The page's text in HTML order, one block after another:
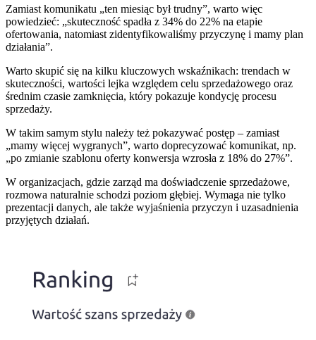
Zamiast komunikatu „ten miesiąc był trudny”, warto więc
powiedzieć: „skuteczność spadła z 34% do 22% na etapie
ofertowania, natomiast zidentyfikowaliśmy przyczynę i mamy plan
działania”.
Warto skupić się na kilku kluczowych wskaźnikach: trendach w
skuteczności, wartości lejka względem celu sprzedażowego oraz
średnim czasie zamknięcia, który pokazuje kondycję procesu
sprzedaży.
W takim samym stylu należy też pokazywać postęp – zamiast
„mamy więcej wygranych”, warto doprecyzować komunikat, np.
„po zmianie szablonu oferty konwersja wzrosła z 18% do 27%”.
W organizacjach, gdzie zarząd ma doświadczenie sprzedażowe,
rozmowa naturalnie schodzi poziom głębiej. Wymaga nie tylko
prezentacji danych, ale także wyjaśnienia przyczyn i uzasadnienia
przyjętych działań.